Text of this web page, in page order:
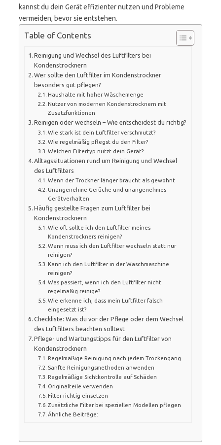
kannst du dein Gerät effizienter nutzen und Probleme
vermeiden, bevor sie entstehen.
Table of Contents
Reinigung und Wechsel des Luftfilters bei
Kondenstrocknern
Wer sollte den Luftfilter im Kondenstrockner
besonders gut pflegen?
Haushalte mit hoher Wäschemenge
Nutzer von modernen Kondenstrocknern mit
Zusatzfunktionen
Reinigen oder wechseln – Wie entscheidest du richtig?
Wie stark ist dein Luftfilter verschmutzt?
Wie regelmäßig pflegst du den Filter?
Welchen Filtertyp nutzt dein Gerät?
Alltagssituationen rund um Reinigung und Wechsel
des Luftfilters
Wenn der Trockner länger braucht als gewohnt
Unangenehme Gerüche und unangenehmes
Gerätverhalten
Häufig gestellte Fragen zum Luftfilter bei
Kondenstrocknern
Wie oft sollte ich den Luftfilter meines
Kondenstrockners reinigen?
Wann muss ich den Luftfilter wechseln statt nur
reinigen?
Kann ich den Luftfilter in der Waschmaschine
reinigen?
Was passiert, wenn ich den Luftfilter nicht
regelmäßig reinige?
Wie erkenne ich, dass mein Luftfilter falsch
eingesetzt ist?
Checkliste: Was du vor der Pflege oder dem Wechsel
des Luftfilters beachten solltest
Pflege- und Wartungstipps für den Luftfilter von
Kondenstrocknern
Regelmäßige Reinigung nach jedem Trockengang
Sanfte Reinigungsmethoden anwenden
Regelmäßige Sichtkontrolle auf Schäden
Originalteile verwenden
Filter richtig einsetzen
Zusätzliche Filter bei speziellen Modellen pflegen
Ähnliche Beiträge: